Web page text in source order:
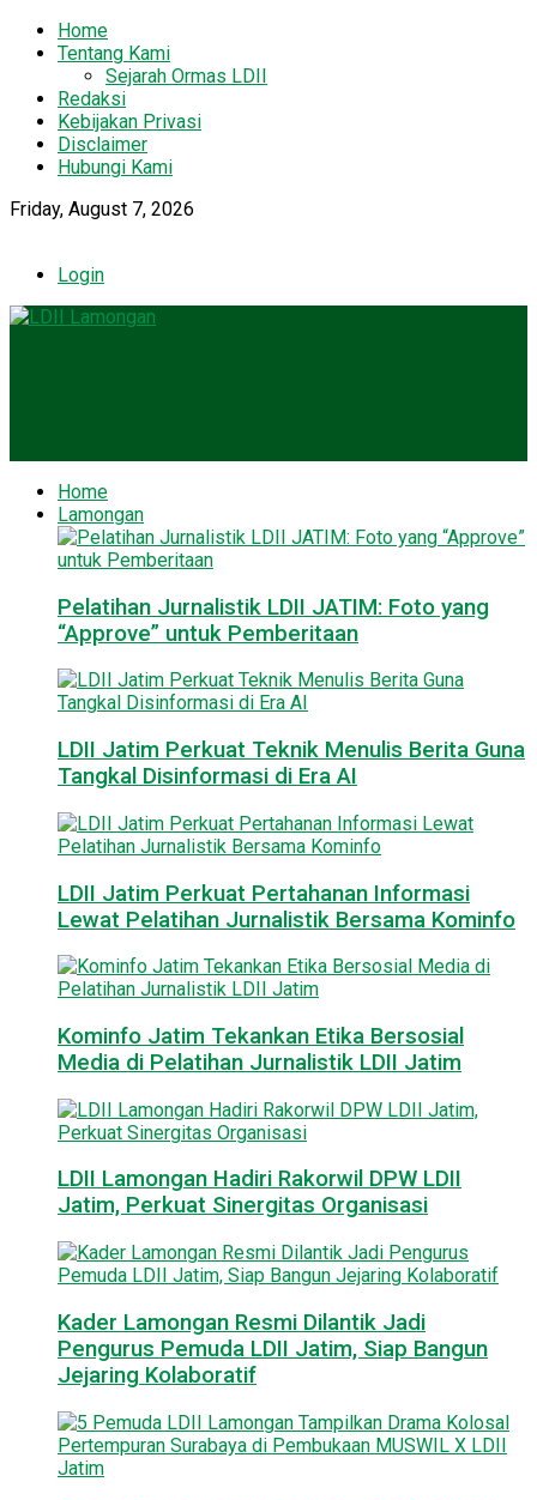
Home
Tentang Kami
Sejarah Ormas LDII
Redaksi
Kebijakan Privasi
Disclaimer
Hubungi Kami
Friday, August 7, 2026
Login
Home
Lamongan
Pelatihan Jurnalistik LDII JATIM: Foto yang
“Approve” untuk Pemberitaan
LDII Jatim Perkuat Teknik Menulis Berita Guna
Tangkal Disinformasi di Era AI
LDII Jatim Perkuat Pertahanan Informasi
Lewat Pelatihan Jurnalistik Bersama Kominfo
Kominfo Jatim Tekankan Etika Bersosial
Media di Pelatihan Jurnalistik LDII Jatim
LDII Lamongan Hadiri Rakorwil DPW LDII
Jatim, Perkuat Sinergitas Organisasi
Kader Lamongan Resmi Dilantik Jadi
Pengurus Pemuda LDII Jatim, Siap Bangun
Jejaring Kolaboratif